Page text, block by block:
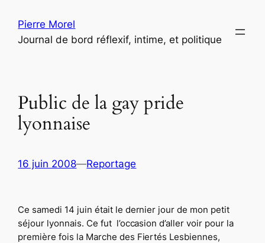
contenu
Pierre Morel
Journal de bord réflexif, intime, et politique
Public de la gay pride
lyonnaise
16 juin 2008—Reportage
Ce samedi 14 juin était le dernier jour de mon petit
séjour lyonnais. Ce fut l’occasion d’aller voir pour la
première fois la Marche des Fiertés Lesbiennes,